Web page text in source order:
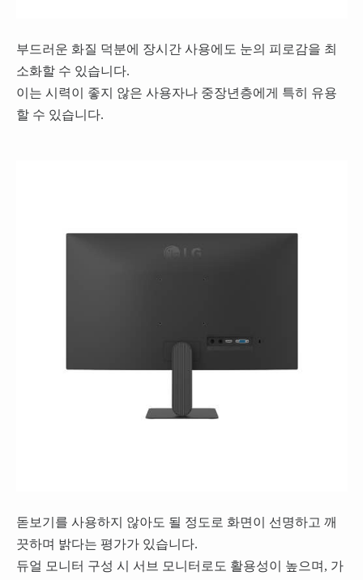
부드러운 화질 덕분에 장시간 사용에도 눈의 피로감을 최
소화할 수 있습니다.
이는 시력이 좋지 않은 사용자나 중장년층에게 특히 유용
할 수 있습니다.
돋보기를 사용하지 않아도 될 정도로 화면이 선명하고 깨
끗하며 밝다는 평가가 있습니다.
듀얼 모니터 구성 시 서브 모니터로도 활용성이 높으며, 가